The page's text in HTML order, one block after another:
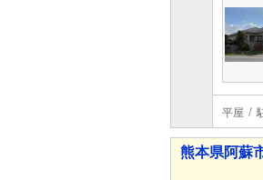
平屋
熊本県阿蘇